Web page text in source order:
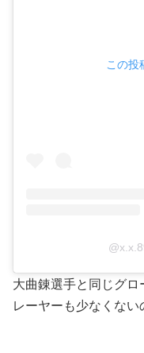
この投
大曲錬選手と同じグ
レーヤーも少なくない